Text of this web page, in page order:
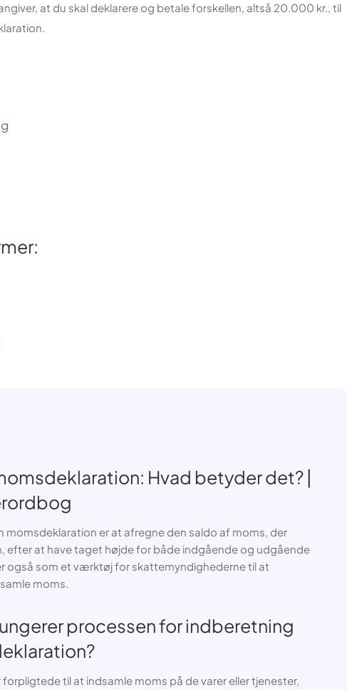
at du skal deklarere og betale forskellen, altså 20.000 kr., til
Hvad betyder det? |
momsdeklaration er at afregne den saldo af moms, der
efter at have taget højde for både indgående og udgående
også som et værktøj for skattemyndighederne til at
moms.
processen for indberetning
til at indsamle moms på de varer eller tjenester,